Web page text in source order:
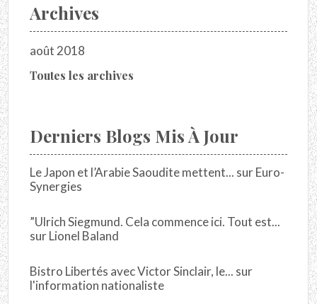
Archives
août 2018
Toutes les archives
Derniers Blogs Mis À Jour
Le Japon et l’Arabie Saoudite mettent... surEuro-
Synergies
”Ulrich Siegmund. Cela commence ici. Tout est...
surLionel Baland
Bistro Libertés avec Victor Sinclair, le... sur
l'information nationaliste